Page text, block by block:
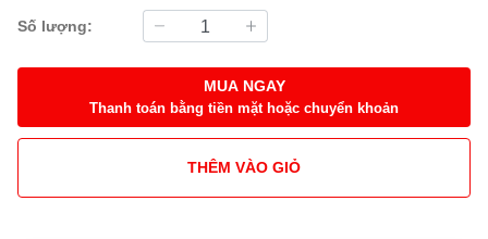
Số lượng:
MUA NGAY
Thanh toán bằng tiền mặt hoặc chuyển khoản
THÊM VÀO GIỎ